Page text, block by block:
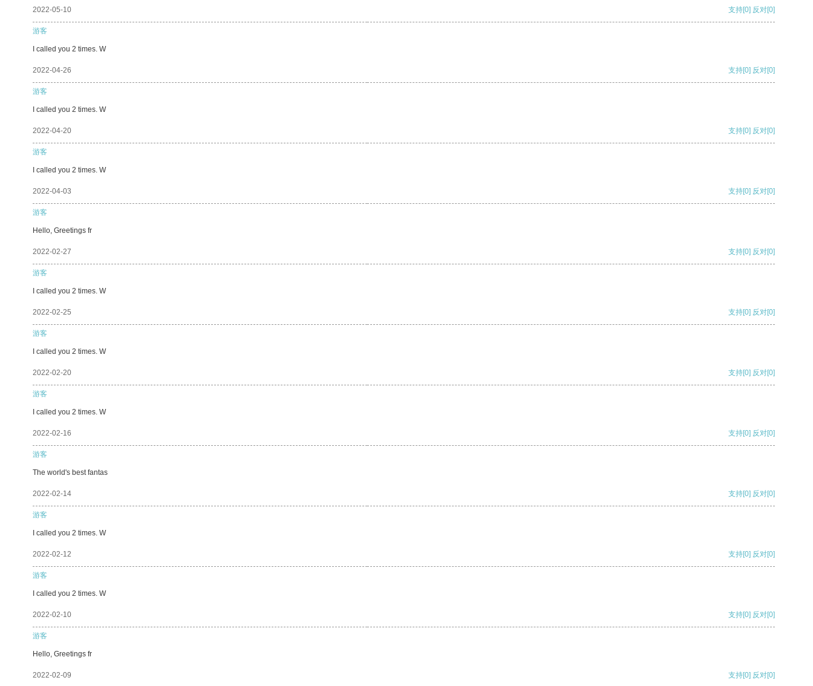
2022-05-10 支持[0] 反对[0]
游客
I called you 2 times. W
2022-04-26 支持[0] 反对[0]
游客
I called you 2 times. W
2022-04-20 支持[0] 反对[0]
游客
I called you 2 times. W
2022-04-03 支持[0] 反对[0]
游客
Hello, Greetings fr
2022-02-27 支持[0] 反对[0]
游客
I called you 2 times. W
2022-02-25 支持[0] 反对[0]
游客
I called you 2 times. W
2022-02-20 支持[0] 反对[0]
游客
I called you 2 times. W
2022-02-16 支持[0] 反对[0]
游客
The world's best fantas
2022-02-14 支持[0] 反对[0]
游客
I called you 2 times. W
2022-02-12 支持[0] 反对[0]
游客
I called you 2 times. W
2022-02-10 支持[0] 反对[0]
游客
Hello, Greetings fr
2022-02-09 支持[0] 反对[0]